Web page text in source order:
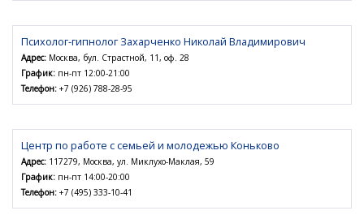
Психолог-гипнолог Захарченко Николай Владимирович
Адрес: Москва, бул. Страстной, 11, оф. 28
График: пн-пт 12:00-21:00
Телефон: +7 (926) 788-28-95
Центр по работе с семьей и молодежью Коньково
Адрес: 117279, Москва, ул. Миклухо-Маклая, 59
График: пн-пт 14:00-20:00
Телефон: +7 (495) 333-10-41